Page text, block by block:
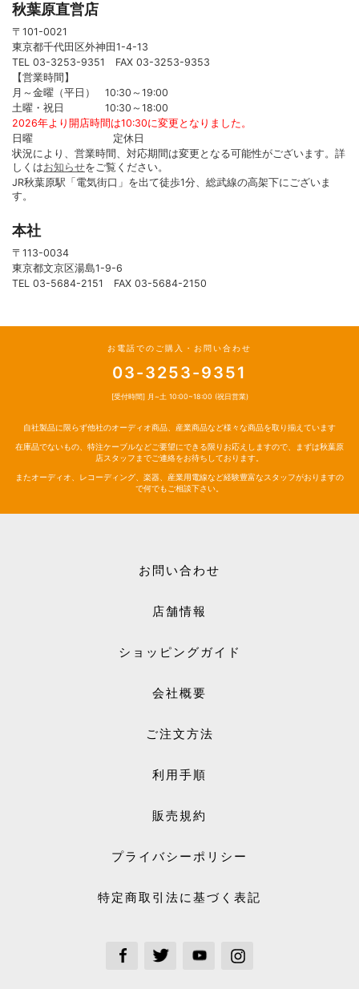
秋葉原直営店
〒101-0021
東京都千代田区外神田1-4-13
TEL 03-3253-9351 FAX 03-3253-9353
【営業時間】
月～金曜（平日） 10:30～19:00
土曜・祝日 10:30～18:00
2026年より開店時間は10:30に変更となりました。
日曜 定休日
状況により、営業時間、対応期間は変更となる可能性がございます。詳
しくはお知らせをご覧ください。
JR秋葉原駅「電気街口」を出て徒歩1分、総武線の高架下にございま
す。
本社
〒113-0034
東京都文京区湯島1-9-6
TEL 03-5684-2151 FAX 03-5684-2150
お電話でのご購入・お問い合わせ
03-3253-9351
[受付時間] 月~土 10:00~18:00 (祝日営業)
自社製品に限らず他社のオーディオ商品、産業商品など様々な商品を取り揃えています
在庫品でないもの、特注ケーブルなどご要望にできる限りお応えしますので、まずは秋葉原
店スタッフまでご連絡をお待ちしております。
またオーディオ、レコーディング、楽器、産業用電線など経験豊富なスタッフがおりますの
で何でもご相談下さい。
お問い合わせ
店舗情報
ショッピングガイド
会社概要
ご注文方法
利用手順
販売規約
プライバシーポリシー
特定商取引法に基づく表記
See our FacebookSee our Twitter